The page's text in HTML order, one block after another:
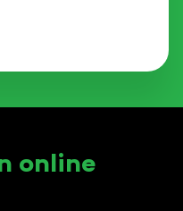
online